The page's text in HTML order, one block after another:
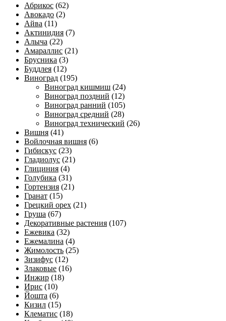
Абрикос (62)
Авокадо (2)
Айва (11)
Актинидия (7)
Алыча (22)
Амараллис (21)
Брусника (3)
Буддлея (12)
Виноград (195)
Виноград кишмиш (24)
Виноград поздний (12)
Виноград ранний (105)
Виноград средний (28)
Виноград технический (26)
Вишня (41)
Войлочная вишня (6)
Гибискус (23)
Гладиолус (21)
Глициния (4)
Голубика (31)
Гортензия (21)
Гранат (15)
Грецкий орех (21)
Груша (67)
Декоративные растения (107)
Ежевика (32)
Ежемалина (4)
Жимолость (25)
Зизифус (12)
Злаковые (16)
Инжир (18)
Ирис (10)
Йошта (6)
Кизил (15)
Клематис (18)